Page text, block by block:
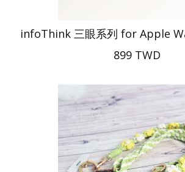
infoThink 三眼系列 for Apple
899 TWD